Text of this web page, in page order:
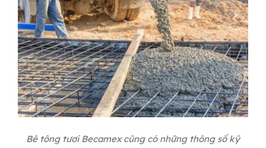
Bê tông tươi Becamex cũng có những thông số kỹ